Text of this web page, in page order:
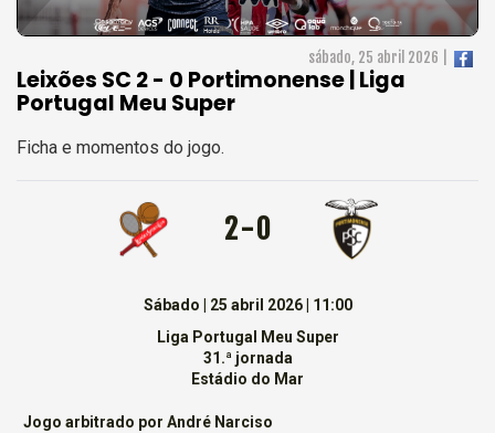
sábado, 25 abril 2026 |
Leixões SC 2 - 0 Portimonense | Liga
Portugal Meu Super
Ficha e momentos do jogo.
2 - 0
Sábado | 25 abril 2026 | 11:00
Liga Portugal Meu Super
31.ª jornada
Estádio do Mar
Jogo arbitrado por André Narciso